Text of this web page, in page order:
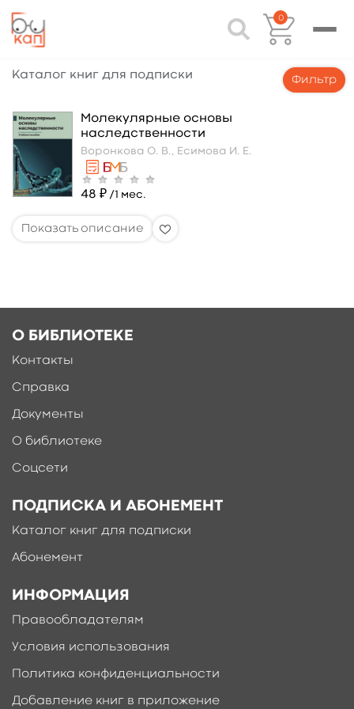
0
Каталог книг для подписки Фильтр
Молекулярные основы
наследственности
Воронкова О. В., Есимова И. Е.
48 ₽ /1 мес.
О БИБЛИОТЕКЕ
Контакты
Справка
Документы
О библиотеке
Соцсети
ПОДПИСКА И АБОНЕМЕНТ
Каталог книг для подписки
Абонемент
ИНФОРМАЦИЯ
Правообладателям
Условия использования
Политика конфиденциальности
Добавление книг в приложение